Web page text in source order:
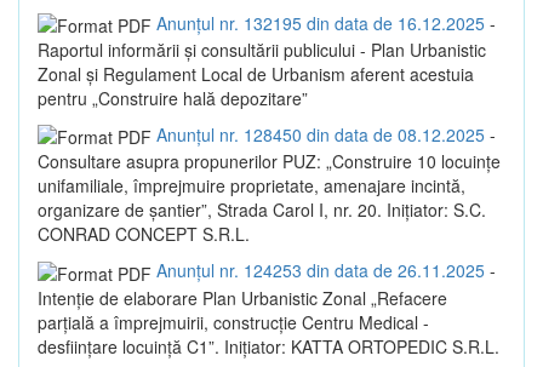
Anunțul nr. 132195 din data de 16.12.2025 -
Raportul informării și consultării publicului - Plan Urbanistic
Zonal și Regulament Local de Urbanism aferent acestuia
pentru „Construire hală depozitare”
Anunțul nr. 128450 din data de 08.12.2025 -
Consultare asupra propunerilor PUZ: „Construire 10 locuințe
unifamiliale, împrejmuire proprietate, amenajare incintă,
organizare de șantier”, Strada Carol I, nr. 20. Inițiator: S.C.
CONRAD CONCEPT S.R.L.
Anunțul nr. 124253 din data de 26.11.2025 -
Intenție de elaborare Plan Urbanistic Zonal „Refacere
parțială a împrejmuirii, construcție Centru Medical -
desființare locuință C1”. Inițiator: KATTA ORTOPEDIC S.R.L.